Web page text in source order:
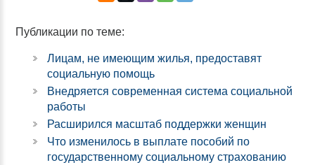
Публикации по теме:
Лицам, не имеющим жилья, предоставят
социальную помощь
Внедряется современная система социальной
работы
Расширился масштаб поддержки женщин
Что изменилось в выплате пособий по
государственному социальному страхованию